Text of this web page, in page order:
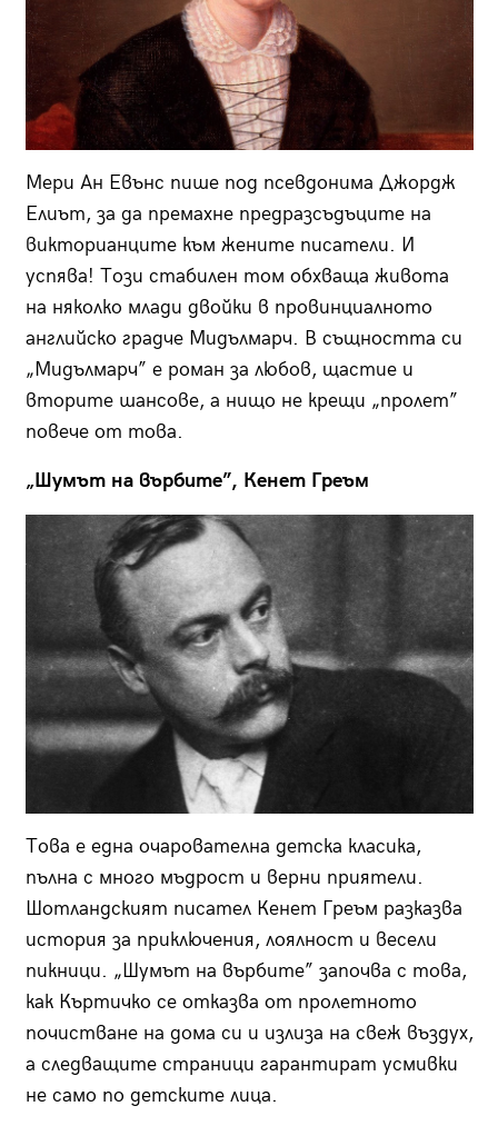
Мери Ан Евънс пише под псевдонима Джордж
Елиът, за да премахне предразсъдъците на
викторианците към жените писатели. И
успява! Този стабилен том обхваща живота
на няколко млади двойки в провинциалното
английско градче Мидълмарч. В същността си
„Мидълмарч” е роман за любов, щастие и
вторите шансове, а нищо не крещи „пролет”
повече от това.
„Шумът на върбите”, Кенет Греъм
Това е една очарователна детска класика,
пълна с много мъдрост и верни приятели.
Шотландският писател Кенет Греъм разказва
история за приключения, лоялност и весели
пикници. „Шумът на върбите” започва с това,
как Къртичко се отказва от пролетното
почистване на дома си и излиза на свеж въздух,
а следващите страници гарантират усмивки
не само по детските лица.